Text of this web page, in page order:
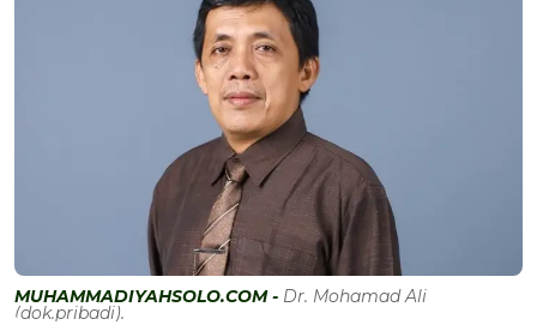
MUHAMMADIYAHSOLO.COM - Dr. Mohamad Ali
(dok.pribadi).